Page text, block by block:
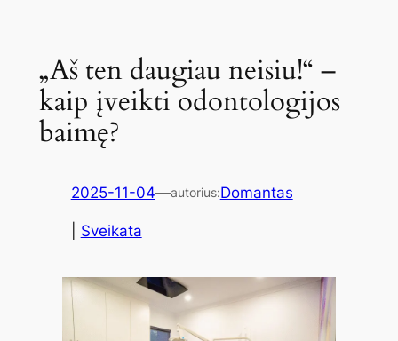
„Aš ten daugiau neisiu!“ –
kaip įveikti odontologijos
baimę?
2025-11-04—autorius:Domantas
Sveikata